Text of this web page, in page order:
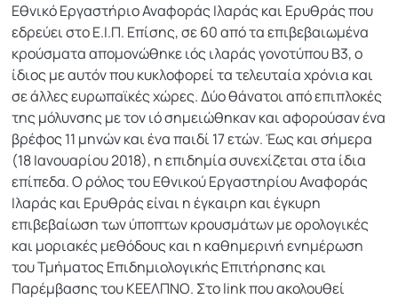
Εθνικό Εργαστήριο Αναφοράς Ιλαράς και Ερυθράς που
εδρεύει στο Ε.Ι.Π. Επίσης, σε 60 από τα επιβεβαιωμένα
κρούσματα απομονώθηκε ιός ιλαράς γονοτύπου Β3, ο
ίδιος με αυτόν που κυκλοφορεί τα τελευταία χρόνια και
σε άλλες ευρωπαϊκές χώρες. Δύο θάνατοι από επιπλοκές
της μόλυνσης με τον ιό σημειώθηκαν και αφορούσαν ένα
βρέφος 11 μηνών και ένα παιδί 17 ετών. Έως και σήμερα
(18 Ιανουαρίου 2018), η επιδημία συνεχίζεται στα ίδια
επίπεδα. Ο ρόλος του Εθνικού Εργαστηρίου Αναφοράς
Ιλαράς και Ερυθράς είναι η έγκαιρη και έγκυρη
επιβεβαίωση των ύποπτων κρουσμάτων με ορολογικές
και μοριακές μεθόδους και η καθημερινή ενημέρωση
του Τμήματος Επιδημιολογικής Επιτήρησης και
Παρέμβασης του ΚΕΕΛΠΝΟ. Στο link που ακολουθεί